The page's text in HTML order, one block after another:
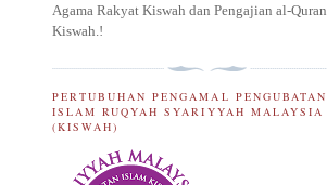
Agama Rakyat Kiswah dan Pengajian al-Quran
Kiswah.!
PERTUBUHAN PENGAMAL PENGUBATAN
ISLAM RUQYAH SYARIYYAH MALAYSIA
(KISWAH)